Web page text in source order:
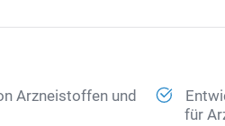
Arzneistoffen und
für